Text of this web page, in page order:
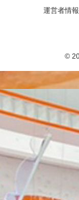
運営者情報
©